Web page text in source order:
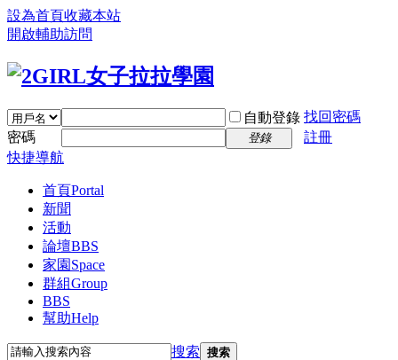
設為首頁收藏本站
開啟輔助訪問
自動登錄 找回密碼
密碼
登錄
註冊
快捷導航
首頁Portal
新聞
活動
論壇BBS
家園 Space
群組Group
BBS
幫助Help
搜索 搜索